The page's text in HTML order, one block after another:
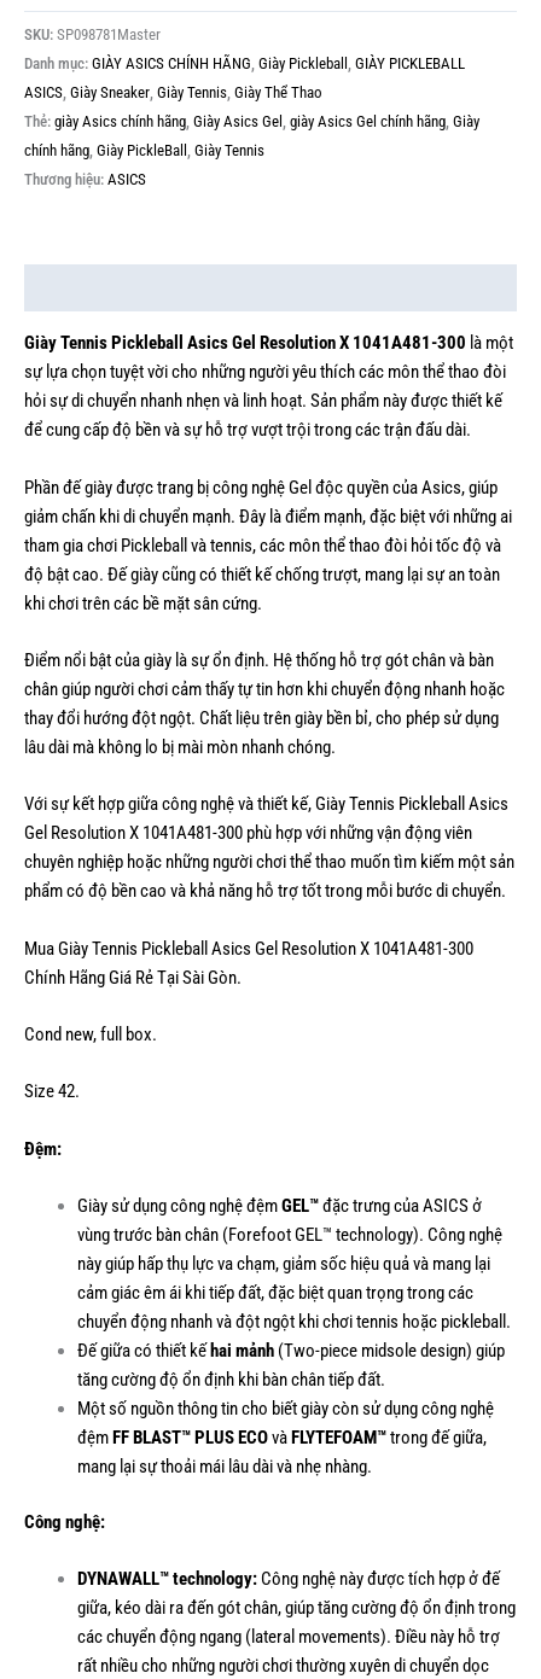
SKU: SP098781Master
Danh mục: GIÀY ASICS CHÍNH HÃNG Giày Pickleball GIÀY PICKLEBALL
ASICS Giày Sneaker Giày Tennis Giày Thể Thao
Thẻ: giày Asics chính hãng Giày Asics Gel giày Asics Gel chính hãng Giày
chính hãng Giày PickleBall Giày Tennis
Thương hiệu: ASICS
Giày Tennis Pickleball Asics Gel Resolution X 1041A481-300 là một
sự lựa chọn tuyệt vời cho những người yêu thích các môn thể thao đòi
hỏi sự di chuyển nhanh nhẹn và linh hoạt. Sản phẩm này được thiết kế
để cung cấp độ bền và sự hỗ trợ vượt trội trong các trận đấu dài.
Phần đế giày được trang bị công nghệ Gel độc quyền của Asics, giúp
giảm chấn khi di chuyển mạnh. Đây là điểm mạnh, đặc biệt với những ai
tham gia chơi Pickleball và tennis, các môn thể thao đòi hỏi tốc độ và
độ bật cao. Đế giày cũng có thiết kế chống trượt, mang lại sự an toàn
khi chơi trên các bề mặt sân cứng.
Điểm nổi bật của giày là sự ổn định. Hệ thống hỗ trợ gót chân và bàn
chân giúp người chơi cảm thấy tự tin hơn khi chuyển động nhanh hoặc
thay đổi hướng đột ngột. Chất liệu trên giày bền bỉ, cho phép sử dụng
lâu dài mà không lo bị mài mòn nhanh chóng.
Với sự kết hợp giữa công nghệ và thiết kế, Giày Tennis Pickleball Asics
Gel Resolution X 1041A481-300 phù hợp với những vận động viên
chuyên nghiệp hoặc những người chơi thể thao muốn tìm kiếm một sản
phẩm có độ bền cao và khả năng hỗ trợ tốt trong mỗi bước di chuyển.
Mua Giày Tennis Pickleball Asics Gel Resolution X 1041A481-300
Chính Hãng Giá Rẻ Tại Sài Gòn.
Cond new, full box.
Size 42.
Đệm:
Giày sử dụng công nghệ đệmGEL™đặc trưng của ASICS ở
vùng trước bàn chân (Forefoot GEL™ technology). Công nghệ
này giúp hấp thụ lực va chạm, giảm sốc hiệu quả và mang lại
cảm giác êm ái khi tiếp đất, đặc biệt quan trọng trong các
chuyển động nhanh và đột ngột khi chơi tennis hoặc pickleball.
Đế giữa có thiết kế hai mảnh(Two-piece midsole design) giúp
tăng cường độ ổn định khi bàn chân tiếp đất.
Một số nguồn thông tin cho biết giày còn sử dụng công nghệ
đệmFF BLAST™ PLUS ECOvàFLYTEFOAM™trong đế giữa,
mang lại sự thoải mái lâu dài và nhẹ nhàng.
Công nghệ:
DYNAWALL™ technology:Công nghệ này được tích hợp ở đế
giữa, kéo dài ra đến gót chân, giúp tăng cường độ ổn định trong
các chuyển động ngang (lateral movements). Điều này hỗ trợ
rất nhiều cho những người chơi thường xuyên di chuyển dọc